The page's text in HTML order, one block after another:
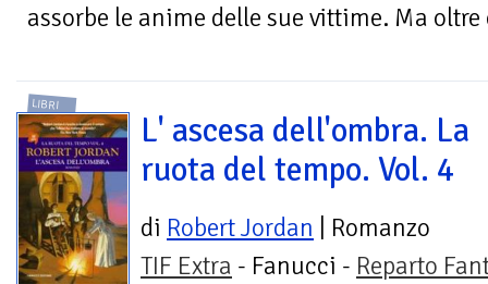
assorbe le anime delle sue vittime. Ma oltre
LIBRI
L' ascesa dell'ombra. La
ruota del tempo. Vol. 4
di Robert Jordan | Romanzo
TIF Extra - Fanucci - Reparto